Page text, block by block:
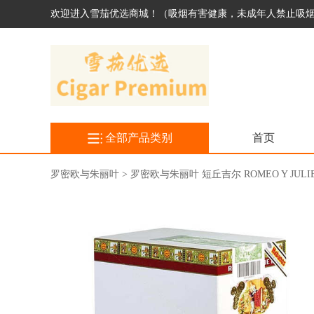
欢迎进入雪茄优选商城！（吸烟有害健康，未成年人禁止吸
全部产品类别 首页
罗密欧与朱丽叶 > 罗密欧与朱丽叶 短丘吉尔 ROMEO Y